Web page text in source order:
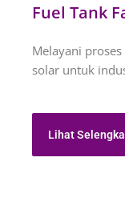
Fuel Tank
Melayani
solar untuk
Lihat